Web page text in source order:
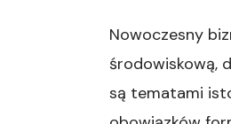
Nowoczesny
środowiskową,
są tematami